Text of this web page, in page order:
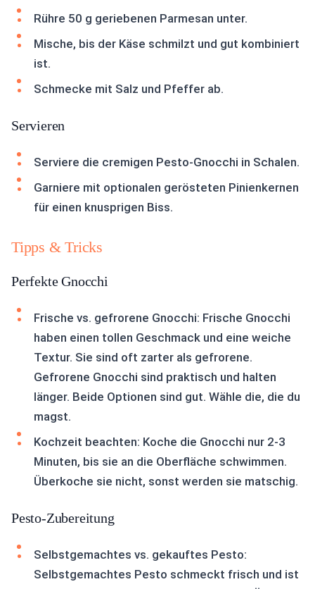
Rühre 50 g geriebenen Parmesan unter.
Mische, bis der Käse schmilzt und gut kombiniert
ist.
Schmecke mit Salz und Pfeffer ab.
Servieren
Serviere die cremigen Pesto-Gnocchi in Schalen.
Garniere mit optionalen gerösteten Pinienkernen
für einen knusprigen Biss.
Tipps & Tricks
Perfekte Gnocchi
Frische vs. gefrorene Gnocchi: Frische Gnocchi
haben einen tollen Geschmack und eine weiche
Textur. Sie sind oft zarter als gefrorene.
Gefrorene Gnocchi sind praktisch und halten
länger. Beide Optionen sind gut. Wähle die, die du
magst.
Kochzeit beachten: Koche die Gnocchi nur 2-3
Minuten, bis sie an die Oberfläche schwimmen.
Überkoche sie nicht, sonst werden sie matschig.
Pesto-Zubereitung
Selbstgemachtes vs. gekauftes Pesto:
Selbstgemachtes Pesto schmeckt frisch und ist